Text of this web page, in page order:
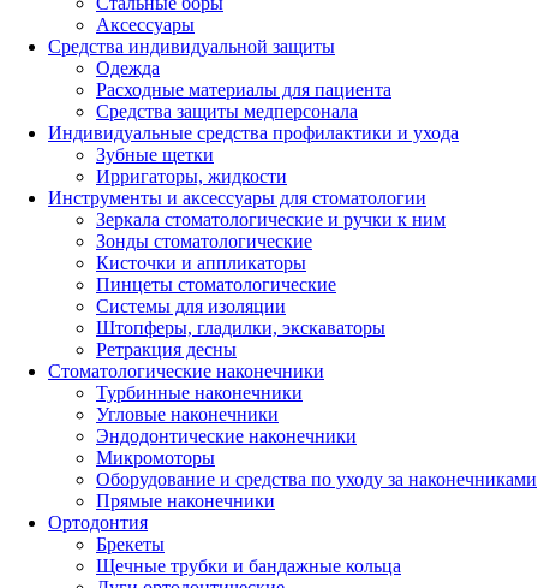
Аксессуары
Средства индивидуальной защиты
Одежда
Расходные материалы для пациента
Средства защиты медперсонала
Индивидуальные средства профилактики и ухода
Зубные щетки
Ирригаторы, жидкости
Инструменты и аксессуары для стоматологии
Зеркала стоматологические и ручки к ним
Зонды стоматологические
Кисточки и аппликаторы
Пинцеты стоматологические
Системы для изоляции
Штопферы, гладилки, экскаваторы
Ретракция десны
Стоматологические наконечники
Турбинные наконечники
Угловые наконечники
Эндодонтические наконечники
Микромоторы
Оборудование и средства по уходу за наконечниками
Прямые наконечники
Ортодонтия
Брекеты
Щечные трубки и бандажные кольца